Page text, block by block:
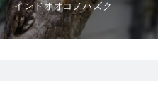
インドオオコノハズク